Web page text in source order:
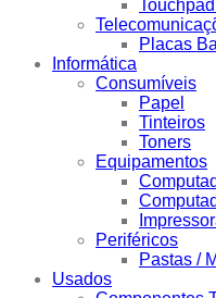
Placas
Informática
Consumíveis
Papel
Tinteiros
Toners
Equipamentos
Periféricos
Pastas /
Usados